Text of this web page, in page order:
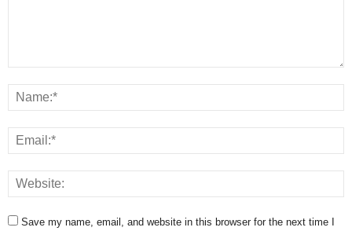
Save my name, email, and website in this browser for the next time I